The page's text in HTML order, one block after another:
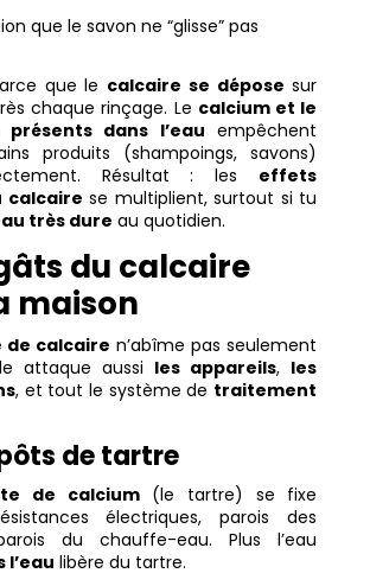
que le savon ne “glisse” pas
que le calcaire se dépose sur
chaque rinçage. Le calcium et le
présents dans l’eau empêchent
produits (shampoings, savons)
Résultat : les effets
calcaire se multiplient, surtout si tu
très dure au quotidien.
du calcaire
maison
de calcaire n’abîme pas seulement
attaque aussi les appareils, les
, et tout le système de traitement
de tartre
de calcium(le tartre) se fixe
électriques, parois des
du chauffe-eau. Plus l’eau
l’eau libère du tartre.